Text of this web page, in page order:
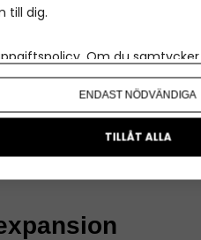
i tre situationer.
ungt kan banken tycka
kan Almi gå in med en
ett s k mikrolån.
till dig.
. Om du
i efterhand hittar du den
ENDAST NÖDVÄNDIGA
TILLÅT ALLA